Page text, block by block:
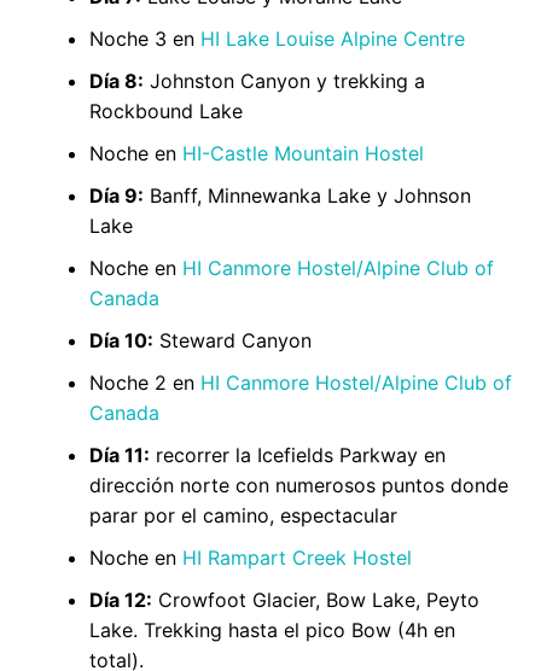
Noche 3 en HI Lake Louise Alpine Centre
Día 8: Johnston Canyon y trekking a
Rockbound Lake
Noche en HI-Castle Mountain Hostel
Día 9: Banff, Minnewanka Lake y Johnson
Lake
Noche en HI Canmore Hostel/Alpine Club of
Canada
Día 10: Steward Canyon
Noche 2 en HI Canmore Hostel/Alpine Club of
Canada
Día 11: recorrer la Icefields Parkway en
dirección norte con numerosos puntos donde
parar por el camino, espectacular
Noche en HI Rampart Creek Hostel
Día 12: Crowfoot Glacier, Bow Lake, Peyto
Lake. Trekking hasta el pico Bow (4h en
total).